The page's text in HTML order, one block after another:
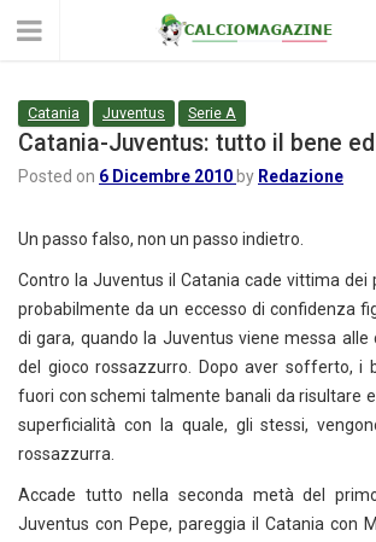
Catania Juventus Serie A
Catania-Juventus: tutto il bene
Posted on 6 Dicembre 2010 by Redazione
Un passo falso, non un passo indietro.
Contro la Juventus il Catania cade vittima dei
probabilmente da un eccesso di confidenza
di gara, quando la Juventus viene messa alle
del gioco rossazzurro. Dopo aver sofferto, i
fuori con schemi talmente banali da risultare
superficialità con la quale, gli stessi,
rossazzurra.
Accade tutto nella seconda metà del
Juventus con Pepe, pareggia il Catania con